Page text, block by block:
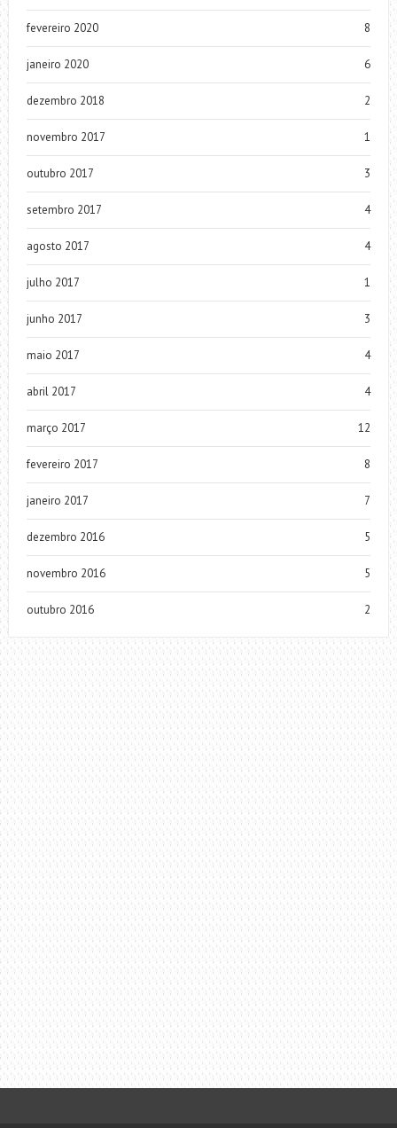
fevereiro 2020 8
janeiro 2020 6
dezembro 2018 2
novembro 2017 1
outubro 2017 3
setembro 2017 4
agosto 2017 4
julho 2017 1
junho 2017 3
maio 2017 4
abril 2017 4
março 2017 12
fevereiro 2017 8
janeiro 2017 7
dezembro 2016 5
novembro 2016 5
outubro 2016 2